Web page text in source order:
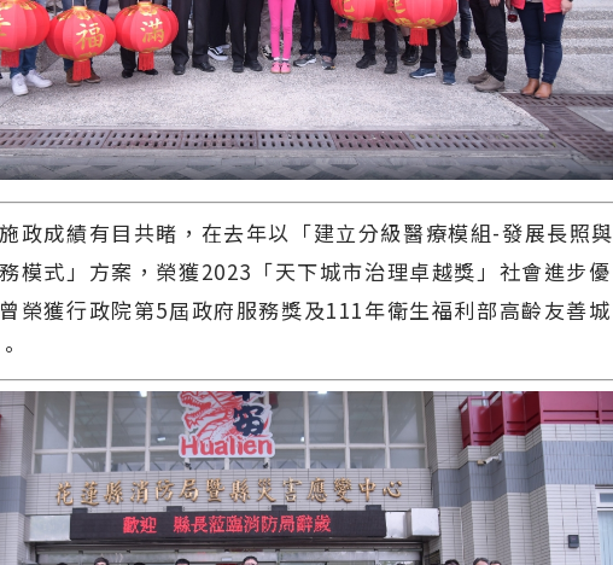
成績有目共睹，在去年以「建立分級醫療模組-發展長照與
模式」方案，榮獲2023「天下城市治理卓越獎」社會進步優
榮獲行政院第5屆政府服務獎及111年衛生福利部高齡友善城